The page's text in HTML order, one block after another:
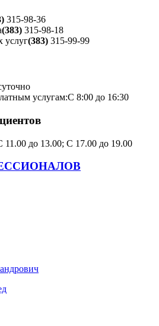
315-98-36
(383) 315-98-18
услуг(383) 315-99-99
услугам:С 8:00 до 16:30
11.00 до 13.00; С 17.00 до 19.00